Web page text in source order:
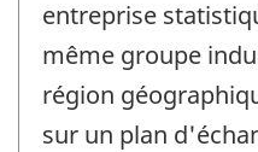
entreprise
même groupe
région
sur un plan